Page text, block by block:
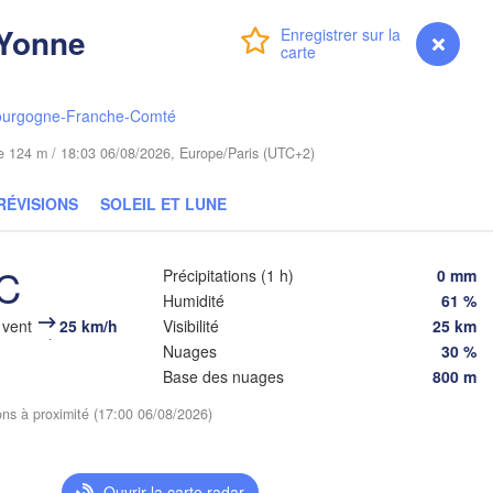
Connexion Premium myVentusky Prévisions
Franche-Comté
124 m / 18:03 06/08/2026, Europe/Paris (UTC+2)
SOLEIL ET LUNE
25 km/h
Précipitations (1 h)
0 mm
Humidité
61 %
Visibilité
25 km
Nuages
30 %
Base des nuages
800 m
à proximité (17:00 06/08/2026)
Wrocław
Olsztyn
Zielona Góra
Brno
Bydgoszcz
SLOVAQUIE